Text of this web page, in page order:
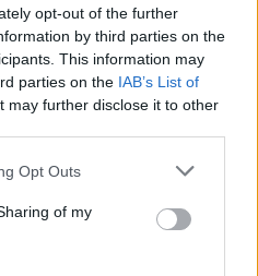
opt-out of the further
by third parties on the
This information may
parties on the IAB’s List of
may further disclose it to other
Opt Outs
of my
tra le righe del 6